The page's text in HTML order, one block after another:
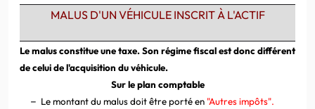
MALUS D'UN VÉHICULE INSCRIT À L'ACTIF
Le malus constitue une taxe. Son régime fiscal est donc différent
de celui de l'acquisition du véhicule.
Sur le plan comptable
– Le montant du malus doit être porté en "Autres impôts".